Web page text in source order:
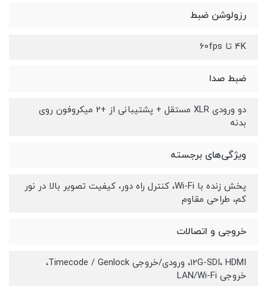
رزولوشن ضبط
4K تا 60fps
ضبط صدا
دو ورودی XLR مستقل + پشتیبانی از +2 میکروفون روی
بدنه
ویژگی‌های برجسته
پخش زنده با Wi-Fi، کنترل راه دور، کیفیت تصویر بالا در نور
کم، طراحی مقاوم
خروجی و اتصالات
12G-SDI، HDMI، ورودی/خروجی Timecode / Genlock،
خروجی LAN/Wi-Fi